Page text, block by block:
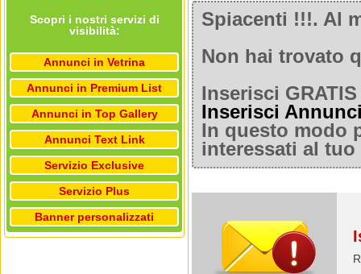
Scopri i nostri servizi di
visibilità:
Annunci in Vetrina
Annunci in Premium List
Annunci in Top Gallery
Annunci Text Link
Servizio Exclusive
Servizio Plus
Banner personalizzati
Spiacenti !!!. Al
Non hai trovato
Inserisci
Inserisci
In questo modo
interessati al